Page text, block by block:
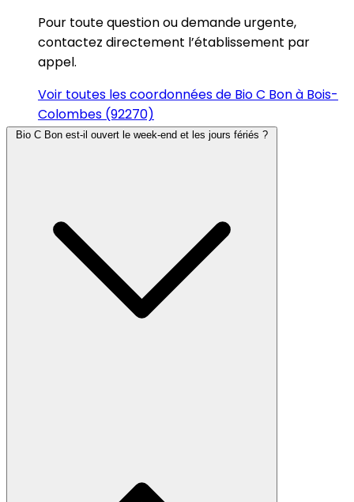
Pour toute question ou demande urgente,
contactez directement l’établissement par
appel.
Voir toutes les coordonnées de Bio C Bon à Bois-
Colombes (92270)
Bio C Bon est-il ouvert le week-end et les jours fériés ?